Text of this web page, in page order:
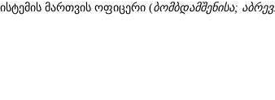
მართვის ოფიცერი (ბომბდამშენისა; აბრევ.